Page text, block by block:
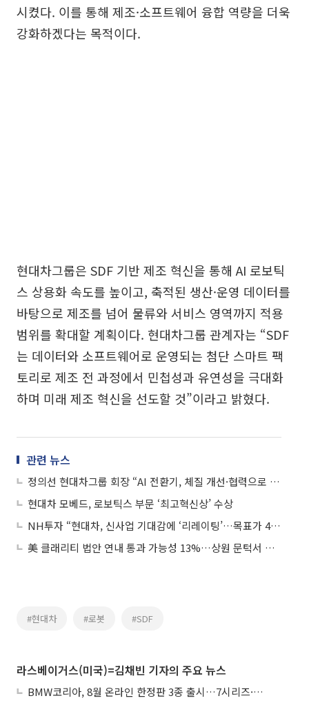
시켰다. 이를 통해 제조·소프트웨어 융합 역량을 더욱
강화하겠다는 목적이다.
현대차그룹은 SDF 기반 제조 혁신을 통해 AI 로보틱
스 상용화 속도를 높이고, 축적된 생산·운영 데이터를
바탕으로 제조를 넘어 물류와 서비스 영역까지 적용
범위를 확대할 계획이다. 현대차그룹 관계자는 “SDF
는 데이터와 소프트웨어로 운영되는 첨단 스마트 팩
토리로 제조 전 과정에서 민첩성과 유연성을 극대화
하며 미래 제조 혁신을 선도할 것”이라고 밝혔다.
관련 뉴스
정의선 현대차그룹 회장 “AI 전환기, 체질 개선·협력으로 산업 새 기준 세워야”
현대차 모베드, 로보틱스 부문 ‘최고혁신상’ 수상
NH투자 “현대차, 신사업 기대감에 ‘리레이팅’…목표가 40만원”
美 클래리티 법안 연내 통과 가능성 13%…상원 문턱서 제동
#현대차 #로봇 #SDF
라스베이거스(미국)=김채빈 기자의 주요 뉴스
BMW코리아, 8월 온라인 한정판 3종 출시…7시리즈·X7·M340i 투어링